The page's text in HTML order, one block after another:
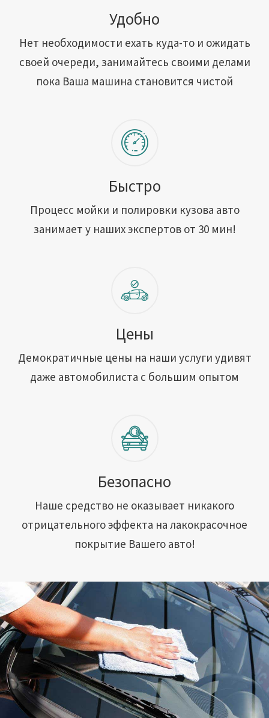
Адреса обслуживания
Контакты
Удобно
Нет необходимости ехать куда-то и ожидать
своей очереди, занимайтесь своими делами
пока Ваша машина становится чистой
Быстро
Процесс мойки и полировки кузова авто
занимает у наших экспертов от 30 мин!
Цены
Демократичные цены на наши услуги удивят
даже автомобилиста с большим опытом
Безопасно
Наше средство не оказывает никакого
отрицательного эффекта на лакокрасочное
покрытие Вашего авто!